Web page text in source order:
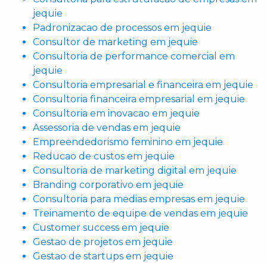
jequie
Padronizacao de processos em jequie
Consultor de marketing em jequie
Consultoria de performance comercial em
jequie
Consultoria empresarial e financeira em jequie
Consultoria financeira empresarial em jequie
Consultoria em inovacao em jequie
Assessoria de vendas em jequie
Empreendedorismo feminino em jequie
Reducao de custos em jequie
Consultoria de marketing digital em jequie
Branding corporativo em jequie
Consultoria para medias empresas em jequie
Treinamento de equipe de vendas em jequie
Customer success em jequie
Gestao de projetos em jequie
Gestao de startups em jequie